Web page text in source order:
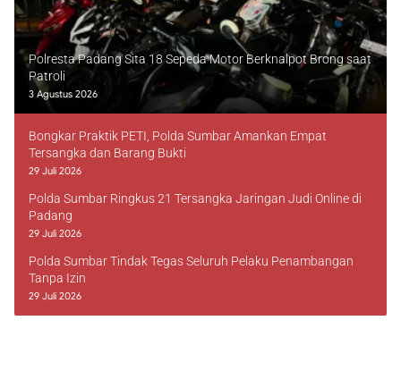
Polresta Padang Sita 18 Sepeda Motor Berknalpot Brong saat
Patroli
3 Agustus 2026
Bongkar Praktik PETI, Polda Sumbar Amankan Empat
Tersangka dan Barang Bukti
29 Juli 2026
Polda Sumbar Ringkus 21 Tersangka Jaringan Judi Online di
Padang
29 Juli 2026
Polda Sumbar Tindak Tegas Seluruh Pelaku Penambangan
Tanpa Izin
29 Juli 2026